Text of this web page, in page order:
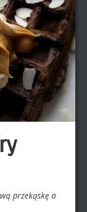
przekąskę a